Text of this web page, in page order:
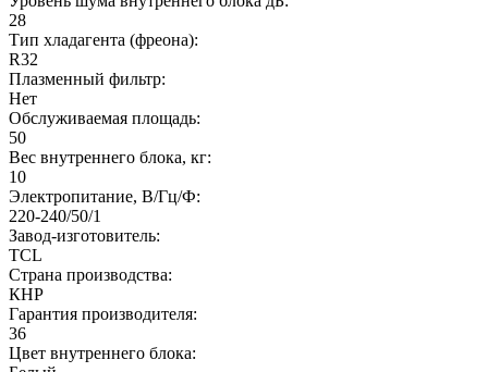
28
Тип хладагента (фреона):
R32
Плазменный фильтр:
Нет
Обслуживаемая площадь:
50
Вес внутреннего блока, кг:
10
Электропитание, В/Гц/Ф:
220-240/50/1
Завод-изготовитель:
TCL
Страна производства:
КНР
Гарантия производителя:
36
Цвет внутреннего блока: